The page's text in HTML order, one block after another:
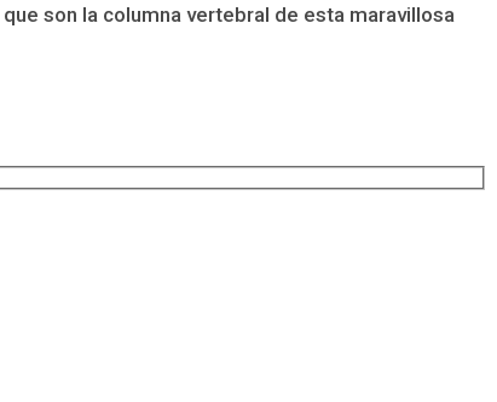
son la columna vertebral de esta maravillosa